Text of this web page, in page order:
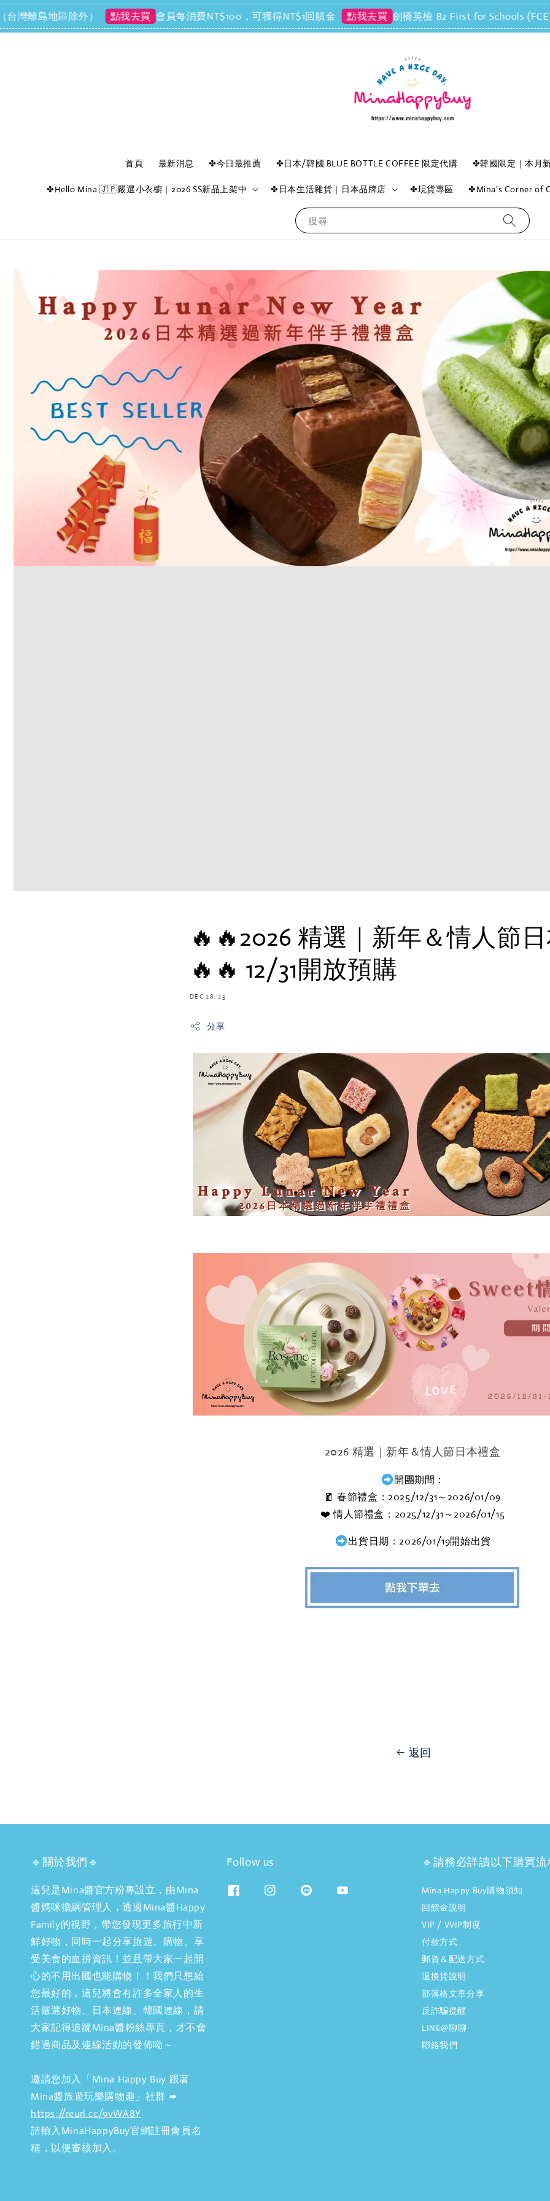
島地區除外） 點我去買 會員每消費NT$100，可獲得NT$1回饋金 點我去買 劍橋英檢 B2 First for Schools (FCE) 口
搜尋
首頁 最新消息 ✤今日最推薦 ✤日本/韓國 BLUE BOTTLE COFFEE 限定代購 ✤韓國限定｜本月
✤Hello Mina 🇯🇵嚴選小衣櫥｜2026 SS新品上架中 ✤日本生活雜貨｜日本品牌店 ✤現貨專區 ✤Mina’s Corner of
🔥🔥2026 精選｜新年＆情人節
🔥🔥 12/31開放預購
DEC 28, 25
分享
2026 精選｜新年＆情人節日本禮盒
開團期間：
🧧 春節禮盒：2025/12/31～2026/01/09
❤️ 情人節禮盒： 2025/12/31～2026/01/15
出貨日期：2026/01/19開始出貨
返回
🔹關於我們🔹
這兒是Mina醬官方粉專設立，由Mina
醬媽咪擔綱管理人，透過Mina醬Happy
Family的視野，帶您發現更多旅行中新
鮮好物，同時一起分享旅遊、購物、享
受美食的血拼資訊！並且帶大家一起開
心的不用出國也能購物！！我們只想給
您最好的，這兒將會有許多全家人的生
活嚴選好物、日本連線、韓國連線，請
大家記得追蹤Mina醬粉絲專頁，才不會
錯過商品及連線活動的發佈呦～
邀請您加入「Mina Happy Buy 跟著
Mina醬旅遊玩樂購物趣」社群 ➠
https://reurl.cc/9vWA8Y
請輸入MinaHappyBuy官網註冊會員名
稱，以便審核加入。
Follow us 🔹請務必詳讀以下購買
Mina Happy Buy購物須知
回饋金說明
VIP / VVIP制度
付款方式
郵資＆配送方式
退換貨說明
部落格文章分享
反詐騙提醒
LINE@聊聊
聯絡我們